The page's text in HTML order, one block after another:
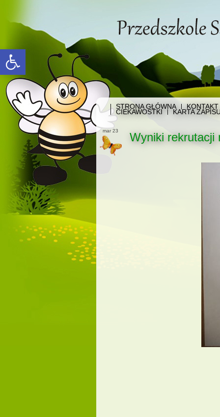
Open toolbar
STRONA GŁÓWNA
CIEKAWOSTKI KARTA
mar 23 Wyniki rekrutacji